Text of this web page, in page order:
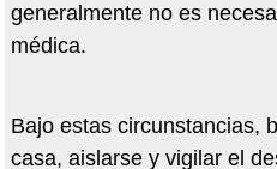
generalmente no es
médica.
Bajo estas circunstancias,
casa, aislarse y vigilar el